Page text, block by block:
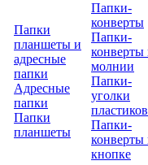
Папки
планшеты и
адресные
папки
Адресные
папки
Папки
планшеты
Папки-
конверты
Папки-
конверты
молнии
Папки-
уголки
Папки-
конверты
кнопке